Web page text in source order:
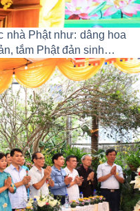
nhà Phật như: dâng hoa
tắm Phật đản sinh…